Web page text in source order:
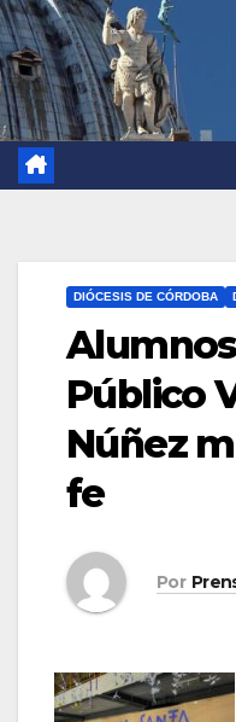
DIÓCESIS DE CÓRDOBA
Público
Núñez
fe
Por